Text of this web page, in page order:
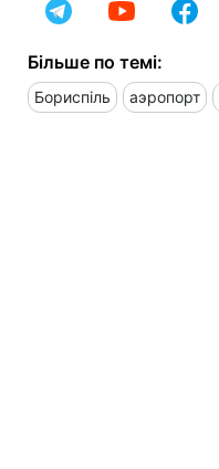
Більше по темі:
Бориспіль аэропорт